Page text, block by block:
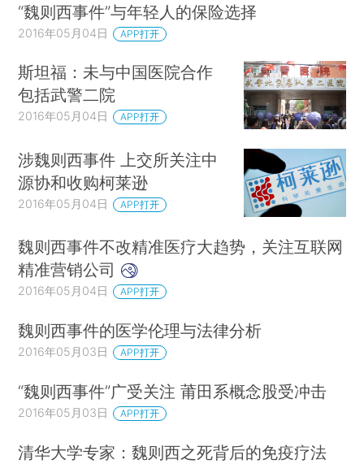
“魏则西事件”与年轻人的保险选择
2016年05月04日 APP打开
斯坦福：未与中国医院合作
包括武警二院
2016年05月04日 APP打开
涉魏则西事件 上交所关注中
源协和收购柯莱逊
2016年05月04日 APP打开
魏则西事件不改精准医疗大趋势，关注互联网
精准营销公司
2016年05月04日 APP打开
魏则西事件的医学伦理与法律分析
2016年05月03日 APP打开
“魏则西事件”广受关注 莆田系概念股受冲击
2016年05月03日 APP打开
清华大学专家：魏则西之死背后的免疫疗法